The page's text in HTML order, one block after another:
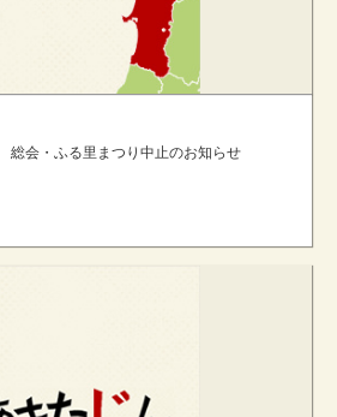
会・ふる里まつり中止のお知らせ